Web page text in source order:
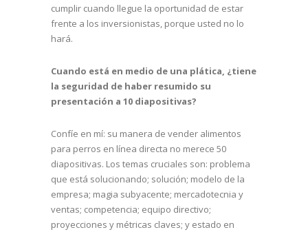
cumplir cuando llegue la oportunidad de estar
frente a los inversionistas, porque usted no lo
hará.
Cuando está en medio de una plática, ¿tiene
la seguridad de haber resumido su
presentación a 10 diapositivas?
Confíe en mí: su manera de vender alimentos
para perros en línea directa no merece 50
diapositivas. Los temas cruciales son: problema
que está solucionando; solución; modelo de la
empresa; magia subyacente; mercadotecnia y
ventas; competencia; equipo directivo;
proyecciones y métricas claves; y estado en